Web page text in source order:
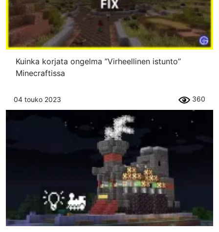
Kuinka korjata ongelma ”Virheellinen istunto”
Minecraftissa
04 touko 2023 360